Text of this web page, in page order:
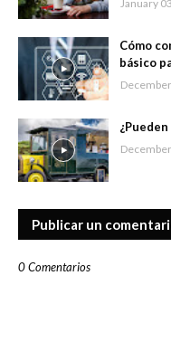
January
Cómo
básico
Publicar un
0 Comentarios